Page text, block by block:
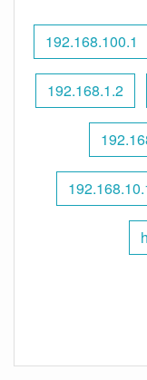
192.168.100.1
192.168.1.2